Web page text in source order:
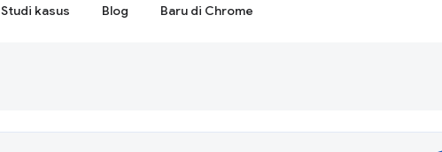
Studi kasus Blog Baru di Chrome